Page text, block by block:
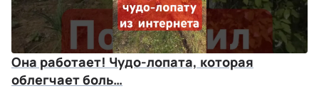
Она работает! Чудо-лопата, которая
облегчает боль…